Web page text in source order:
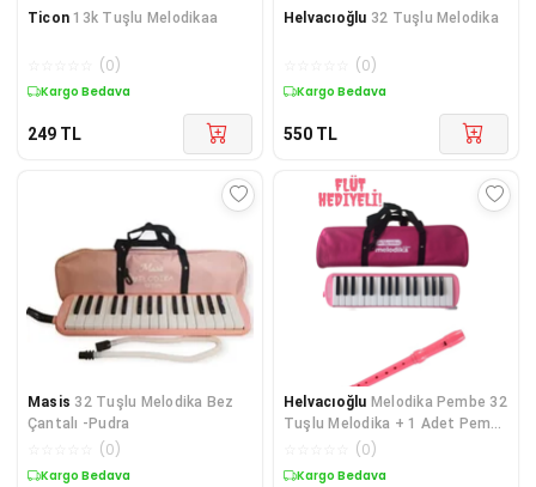
Ticon 13k Tuşlu Melodikaa
(0)
Kargo Bedava
249 TL
Helvacıoğlu 32 Tuşlu Melodika
(0)
Kargo Bedava
550 TL
Masis 32 Tuşlu Melodika Bez
Çantalı -Pudra
(0)
Kargo Bedava
Helvacıoğlu Melodika Pembe 32
Tuşlu Melodika + 1 Adet Pembe
Flüt Hediyeli
(0)
Kargo Bedava